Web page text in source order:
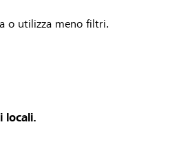
o utilizza meno filtri.
locali.